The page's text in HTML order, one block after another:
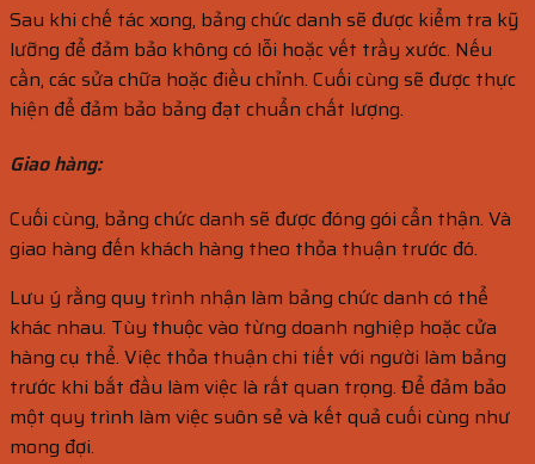
Sau khi chế tác xong, bảng chức danh sẽ được kiểm tra kỹ
lưỡng để đảm bảo không có lỗi hoặc vết trầy xước. Nếu
cần, các sửa chữa hoặc điều chỉnh. Cuối cùng sẽ được thực
hiện để đảm bảo bảng đạt chuẩn chất lượng.
Giao hàng:
Cuối cùng, bảng chức danh sẽ được đóng gói cẩn thận. Và
giao hàng đến khách hàng theo thỏa thuận trước đó.
Lưu ý rằng quy trình nhận làm bảng chức danh có thể
khác nhau. Tùy thuộc vào từng doanh nghiệp hoặc cửa
hàng cụ thể. Việc thỏa thuận chi tiết với người làm bảng
trước khi bắt đầu làm việc là rất quan trọng. Để đảm bảo
một quy trình làm việc suôn sẻ và kết quả cuối cùng như
mong đợi.